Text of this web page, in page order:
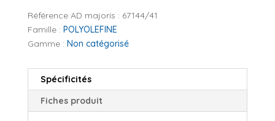
Référence AD majoris : 67144/41
Famille : POLYOLEFINE
Gamme : Non catégorisé
Spécificités
Fiches produit